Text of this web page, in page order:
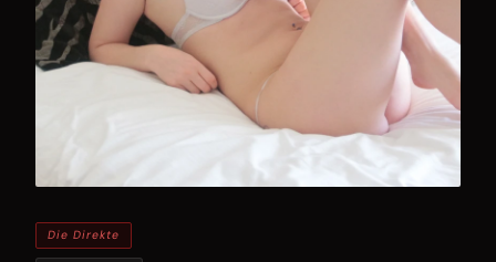
Die Direkte